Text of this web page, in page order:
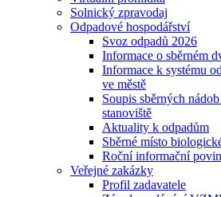
Solnický zpravodaj
Odpadové hospodářství
Svoz odpadů 2026
Informace o sběrném
Informace k systému
ve městě
Soupis sběrných
stanoviště
Aktuality k odpadům
Sběrné místo
Roční informační
Veřejné zakázky
Profil zadavatele